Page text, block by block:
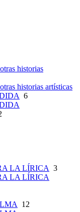
historias
historias artísticas
6
LA LÍRICA 3
LA LÍRICA
12